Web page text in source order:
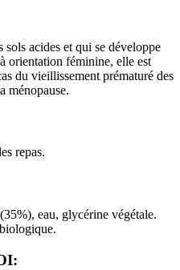
acides et qui se développe
orientation féminine, elle est
du vieillissement prématuré des
ménopause.
repas.
eau, glycérine végétale.